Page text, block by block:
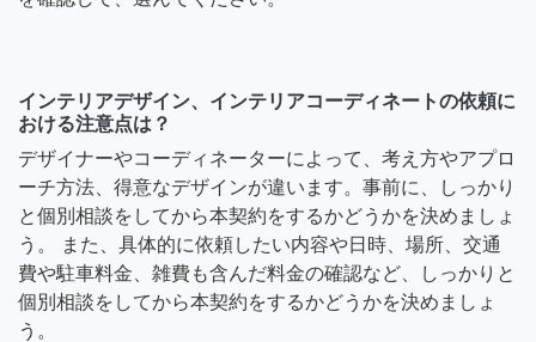
インテリアデザイン、インテリアコーディネートの依頼に
おける注意点は？
デザイナーやコーディネーターによって、考え方やアプロ
ーチ方法、得意なデザインが違います。事前に、しっかり
と個別相談をしてから本契約をするかどうかを決めましょ
う。 また、具体的に依頼したい内容や日時、場所、交通
費や駐車料金、雑費も含んだ料金の確認など、しっかりと
個別相談をしてから本契約をするかどうかを決めましょ
う。